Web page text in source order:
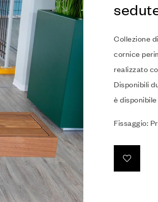
Collezione
cornice
realizzato
Disponibili
è
Fissaggio: